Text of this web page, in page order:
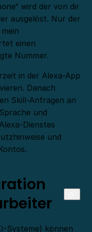
wird der von dir
ausgelöst. Nur der
einen
Nummer.
in der Alexa-App
Danach
Skill-Anfragen an
und
Dienstes
und
Systeme) können